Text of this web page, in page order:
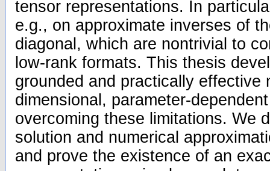
tensor representations. In
e.g., on approximate inverses of
diagonal, which are nontrivial to
low-rank formats. This thesis
grounded and practically effective
dimensional, parameter-
overcoming these limitations. We
solution and numerical
and prove the existence of an